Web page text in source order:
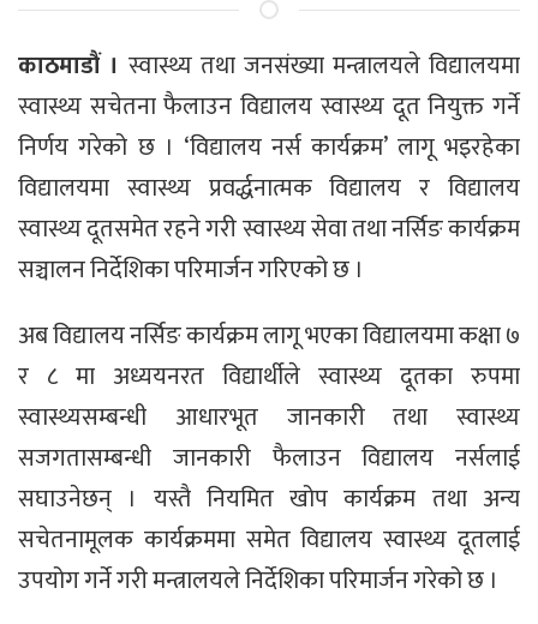
काठमाडौं । स्वास्थ्य तथा जनसंख्या मन्त्रालयले विद्यालयमा
स्वास्थ्य सचेतना फैलाउन विद्यालय स्वास्थ्य दूत नियुक्त गर्ने
निर्णय गरेको छ । ‘विद्यालय नर्स कार्यक्रम’ लागू भइरहेका
विद्यालयमा स्वास्थ्य प्रवर्द्धनात्मक विद्यालय र विद्यालय
स्वास्थ्य दूतसमेत रहने गरी स्वास्थ्य सेवा तथा नर्सिङ कार्यक्रम
सञ्चालन निर्देशिका परिमार्जन गरिएको छ ।
अब विद्यालय नर्सिङ कार्यक्रम लागू भएका विद्यालयमा कक्षा ७
र ८ मा अध्ययनरत विद्यार्थीले स्वास्थ्य दूतका रुपमा
स्वास्थ्यसम्बन्धी आधारभूत जानकारी तथा स्वास्थ्य
सजगतासम्बन्धी जानकारी फैलाउन विद्यालय नर्सलाई
सघाउनेछन् । यस्तै नियमित खोप कार्यक्रम तथा अन्य
सचेतनामूलक कार्यक्रममा समेत विद्यालय स्वास्थ्य दूतलाई
उपयोग गर्ने गरी मन्त्रालयले निर्देशिका परिमार्जन गरेको छ ।